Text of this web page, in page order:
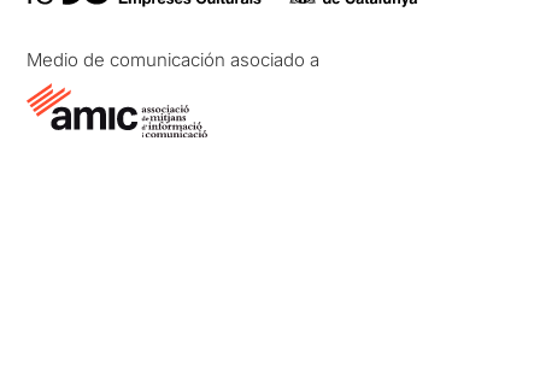
Medio de comunicación asociado a